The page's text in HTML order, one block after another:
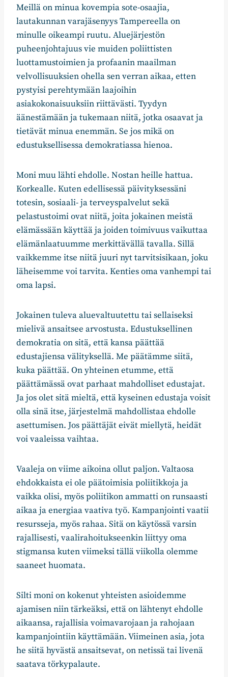
Meillä on minua kovempia sote-osaajia,
lautakunnan varajäsenyys Tampereella on
minulle oikeampi ruutu. Aluejärjestön
puheenjohtajuus vie muiden poliittisten
luottamustoimien ja profaanin maailman
velvollisuuksien ohella sen verran aikaa, etten
pystyisi perehtymään laajoihin
asiakokonaisuuksiin riittävästi. Tyydyn
äänestämään ja tukemaan niitä, jotka osaavat ja
tietävät minua enemmän. Se jos mikä on
edustuksellisessa demokratiassa hienoa.
Moni muu lähti ehdolle. Nostan heille hattua.
Korkealle. Kuten edellisessä päivityksessäni
totesin, sosiaali- ja terveyspalvelut sekä
pelastustoimi ovat niitä, joita jokainen meistä
elämässään käyttää ja joiden toimivuus vaikuttaa
elämänlaatuumme merkittävällä tavalla. Sillä
vaikkemme itse niitä juuri nyt tarvitsisikaan, joku
läheisemme voi tarvita. Kenties oma vanhempi tai
oma lapsi.
Jokainen tuleva aluevaltuutettu tai sellaiseksi
mielivä ansaitsee arvostusta. Edustuksellinen
demokratia on sitä, että kansa päättää
edustajiensa välityksellä. Me päätämme siitä,
kuka päättää. On yhteinen etumme, että
päättämässä ovat parhaat mahdolliset edustajat.
Ja jos olet sitä mieltä, että kyseinen edustaja voisit
olla sinä itse, järjestelmä mahdollistaa ehdolle
asettumisen. Jos päättäjät eivät miellytä, heidät
voi vaaleissa vaihtaa.
Vaaleja on viime aikoina ollut paljon. Valtaosa
ehdokkaista ei ole päätoimisia poliitikkoja ja
vaikka olisi, myös poliitikon ammatti on runsaasti
aikaa ja energiaa vaativa työ. Kampanjointi vaatii
resursseja, myös rahaa. Sitä on käytössä varsin
rajallisesti, vaalirahoitukseenkin liittyy oma
stigmansa kuten viimeksi tällä viikolla olemme
saaneet huomata.
Silti moni on kokenut yhteisten asioidemme
ajamisen niin tärkeäksi, että on lähtenyt ehdolle
aikaansa, rajallisia voimavarojaan ja rahojaan
kampanjointiin käyttämään. Viimeinen asia, jota
he siitä hyvästä ansaitsevat, on netissä tai livenä
saatava törkypalaute.